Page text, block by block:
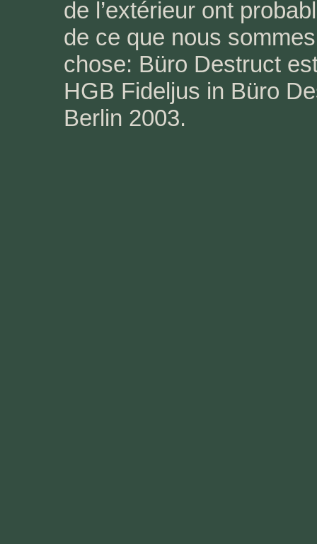
de l’extérieur ont
de ce que nous
chose: Büro Destruct
HGB Fideljus in Büro
Berlin 2003.